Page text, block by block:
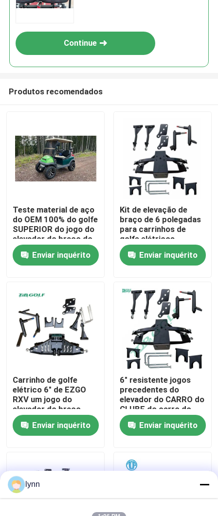
Casa
Produtos
Sobre nós
Excursão da fábrica
Controle da qualidade
Contato E.U.
Notícia
Tampas de roda do carrinho de golfe
Painel do carrinho de golfe
Continue
Produtos recomendados
Teste material de aço
do OEM 100% do golfe
SUPERIOR do jogo do
elevador do braço do
precedente 6Inch A do
carro do clube
Enviar inquérito
Kit de elevação de
braço de 6 polegadas
para carrinhos de
golfe elétricos
Enviar inquérito
Carrinho de golfe
elétrico 6" de EZGO
RXV um jogo do
elevador do braço
Enviar inquérito
6" resistente jogos
precedentes do
elevador do CARRO do
CLUBE do carro do
elevador do Um-braço
Enviar inquérito
lynn